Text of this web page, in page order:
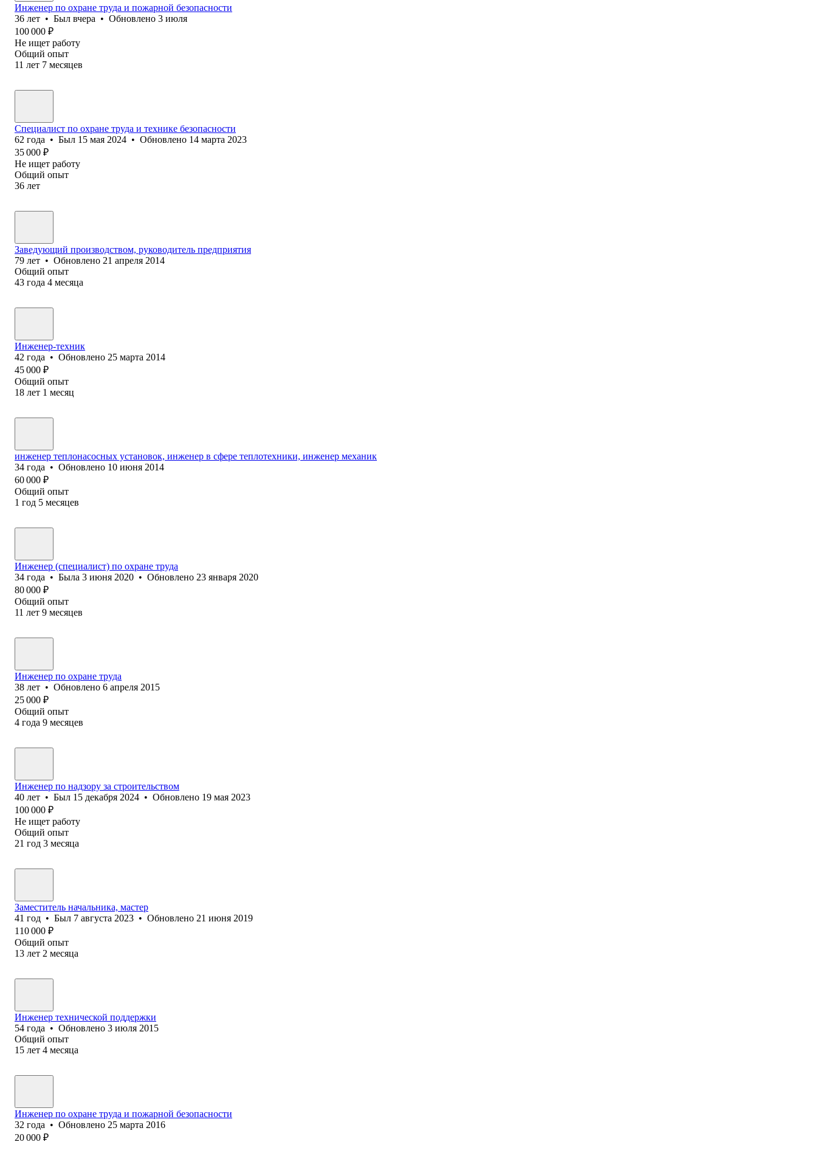
Инженер по охране труда и пожарной безопасности
36 лет • Был вчера • Обновлено 3 июля
100 000 ₽
Не ищет работу
Общий опыт
11 лет 7 месяцев
Специалист по охране труда и технике безопасности
62 года • Был 15 мая 2024 • Обновлено 14 марта 2023
35 000 ₽
Не ищет работу
Общий опыт
36 лет
Заведующий производством, руководитель предприятия
79 лет • Обновлено 21 апреля 2014
Общий опыт
43 года 4 месяца
Инженер-техник
42 года • Обновлено 25 марта 2014
45 000 ₽
Общий опыт
18 лет 1 месяц
инженер теплонасосных установок, инженер в сфере теплотехники, инженер механик
34 года • Обновлено 10 июня 2014
60 000 ₽
Общий опыт
1 год 5 месяцев
Инженер (специалист) по охране труда
34 года • Была 3 июня 2020 • Обновлено 23 января 2020
80 000 ₽
Общий опыт
11 лет 9 месяцев
Инженер по охране труда
38 лет • Обновлено 6 апреля 2015
25 000 ₽
Общий опыт
4 года 9 месяцев
Инженер по надзору за строительством
40 лет • Был 15 декабря 2024 • Обновлено 19 мая 2023
100 000 ₽
Не ищет работу
Общий опыт
21 год 3 месяца
Заместитель начальника, мастер
41 год • Был 7 августа 2023 • Обновлено 21 июня 2019
110 000 ₽
Общий опыт
13 лет 2 месяца
Инженер технической поддержки
54 года • Обновлено 3 июля 2015
Общий опыт
15 лет 4 месяца
Инженер по охране труда и пожарной безопасности
32 года • Обновлено 25 марта 2016
20 000 ₽